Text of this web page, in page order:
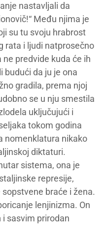
nastavljali da
Među njima je
su tu svoju hrabrost
rata i ljudi natprosečno
predvide kuda će ih
budući da ju je ona
gradila, prema njoj
se u nju smestila
uključujući i
tokom godina
nomenklatura nikako
diktaturi.
sistema, ona je
represije,
braće i žena.
lenjinizma. On
i sasvim prirodan